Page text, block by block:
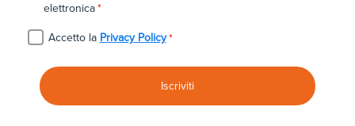
elettronica*
Accetto la Privacy Policy *